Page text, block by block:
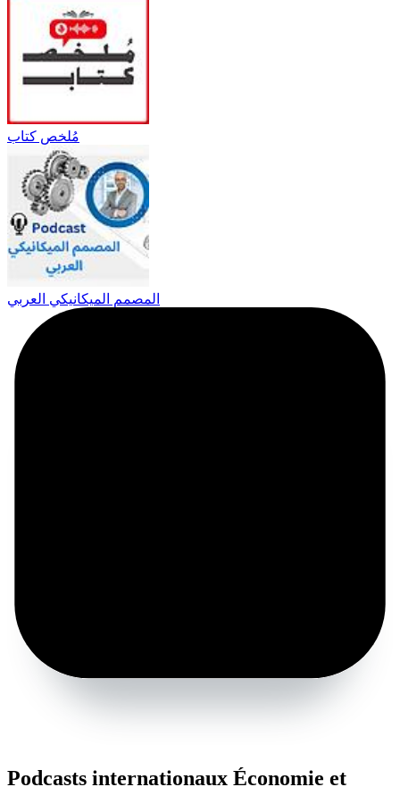
مُلخص كتاب
المصمم الميكانيكي العربي
Podcasts internationaux Économie et